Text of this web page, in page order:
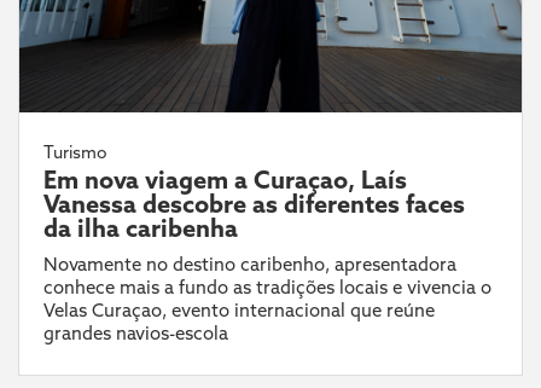
Turismo
Em nova viagem a Curaçao, Laís
Vanessa descobre as diferentes faces
da ilha caribenha
Novamente no destino caribenho, apresentadora
conhece mais a fundo as tradições locais e vivencia o
Velas Curaçao, evento internacional que reúne
grandes navios-escola